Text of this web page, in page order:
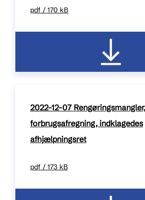
pdf / 170 kB
2022-12-07
forbrugsafregning, indklagedes
afhjælpningsret
pdf / 173 kB